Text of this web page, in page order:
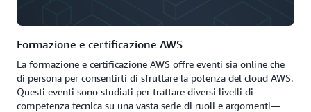
Formazione e certificazione AWS
La formazione e certificazione AWS offre eventi sia online che
di persona per consentirti di sfruttare la potenza del cloud AWS.
Questi eventi sono studiati per trattare diversi livelli di
competenza tecnica su una vasta serie di ruoli e argomenti—